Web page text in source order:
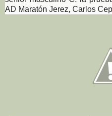
AD Maratón Jerez, Carlos